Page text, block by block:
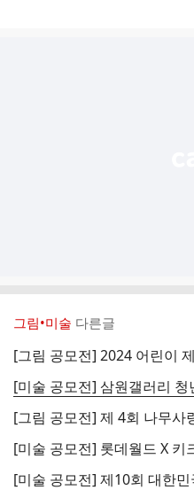
그림•미술 다른글
[그림 공모전] 2024 어린이
[미술 공모전] 삼원갤러리 청